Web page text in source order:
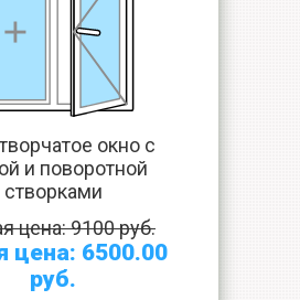
окно с
и поворотной
створками
цена: 9100 руб.
цена: 6500.00
руб.